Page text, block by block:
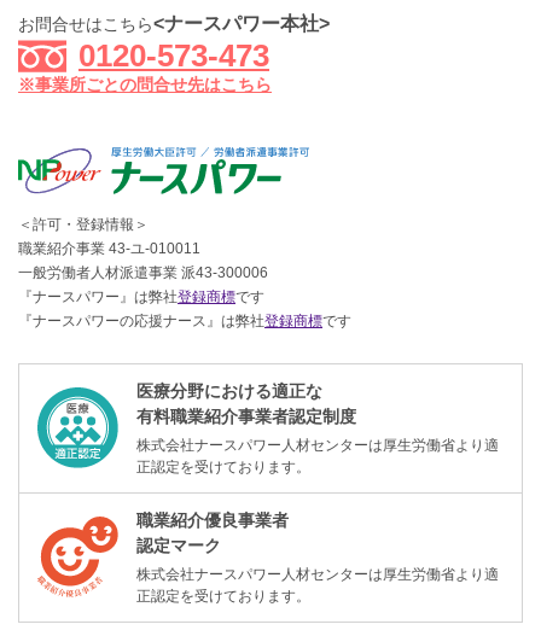
お問合せはこちら<ナースパワー本社>
0120-573-473
※事業所ごとの問合せ先はこちら
＜許可・登録情報＞
職業紹介事業 43-ユ-010011
一般労働者人材派遣事業 派43-300006
『ナースパワー』は弊社登録商標です
『ナースパワーの応援ナース』は弊社登録商標です
医療分野における適正な
有料職業紹介事業者認定制度
株式会社ナースパワー人材センターは厚生労働省より適
正認定を受けております。
職業紹介優良事業者
認定マーク
株式会社ナースパワー人材センターは厚生労働省より適
正認定を受けております。